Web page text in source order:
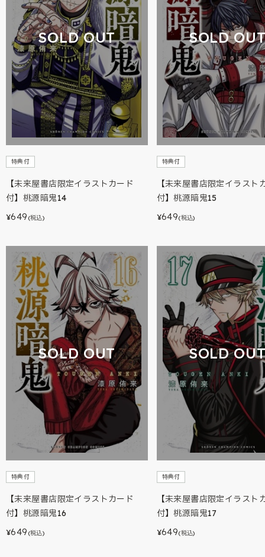
SOLD OUT
特典付
【未来屋書店限定イラストカード
付】桃源暗鬼14
¥649 (税込)
SOLD
特典付
【未来屋書店限定イラスト
付】桃源暗鬼15
¥649(税込)
SOLD OUT
特典付
【未来屋書店限定イラストカード
付】桃源暗鬼16
¥649 (税込)
SOLD
特典付
【未来屋書店限定イラスト
付】桃源暗鬼17
¥649(税込)